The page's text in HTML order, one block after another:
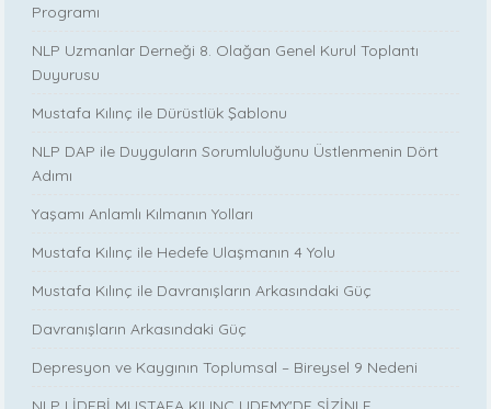
Programı
NLP Uzmanlar Derneği 8. Olağan Genel Kurul Toplantı
Duyurusu
Mustafa Kılınç ile Dürüstlük Şablonu
NLP DAP ile Duyguların Sorumluluğunu Üstlenmenin Dört
Adımı
Yaşamı Anlamlı Kılmanın Yolları
Mustafa Kılınç ile Hedefe Ulaşmanın 4 Yolu
Mustafa Kılınç ile Davranışların Arkasındaki Güç
Davranışların Arkasındaki Güç
Depresyon ve Kaygının Toplumsal – Bireysel 9 Nedeni